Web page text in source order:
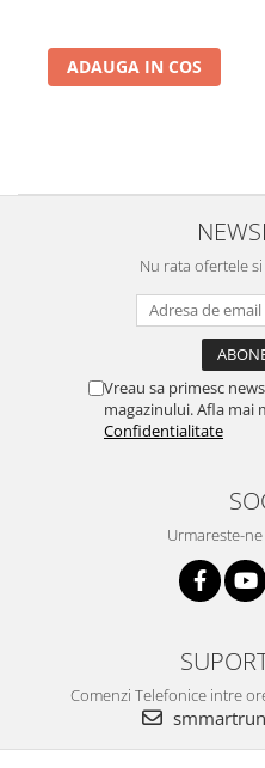
ADAUGA IN COS
Nu rata ofertele
Vreau sa primesc
magazinului. Afla mai
Confidentialitate
Urmareste-
Comenzi Telefonice intre